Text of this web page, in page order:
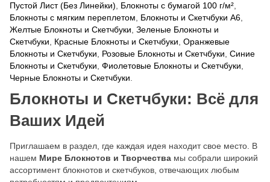
Пустой Лист (Без Линейки), Блокноты с бумагой 100 г/м²,
Блокноты с мягким переплетом, Блокноты и Скетчбуки А6,
Желтые Блокноты и Скетчбуки, Зеленые Блокноты и
Скетчбуки, Красные Блокноты и Скетчбуки, Оранжевые
Блокноты и Скетчбуки, Розовые Блокноты и Скетчбуки, Синие
Блокноты и Скетчбуки, Фиолетовые Блокноты и Скетчбуки,
Черные Блокноты и Скетчбуки.
Блокноты и Скетчбуки: Всё для
Ваших Идей
Приглашаем в раздел, где каждая идея находит свое место. В
нашем Мире Блокнотов и Творчества мы собрали широкий
ассортимент блокнотов и скетчбуков, отвечающих любым